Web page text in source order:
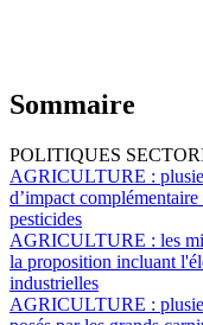
Sommaire
POLITIQUES
AGRICULTURE :
d’impact
pesticides
AGRICULTURE : les
la proposition incluant
industrielles
AGRICULTURE :